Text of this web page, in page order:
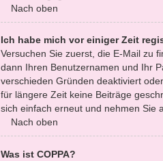
Nach oben
Ich habe mich vor einiger Zeit
Versuchen Sie zuerst, die E-Mail zu
dann Ihren Benutzernamen und Ihr
verschieden Gründen deaktiviert
für längere Zeit keine Beiträge
sich einfach erneut und nehmen Sie
Nach oben
Was ist COPPA?